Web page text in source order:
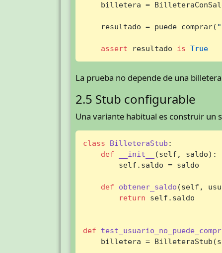
billetera =
    resultado = puede_comprar(
assert resultado is True
La prueba no depende de una
2.5 Stub configurable
Una variante habitual es construir un
class BilleteraStub :
def
__init__ (self, saldo):
        self.saldo = saldo
def obtener_saldo (self,
return self.saldo
def
billetera =